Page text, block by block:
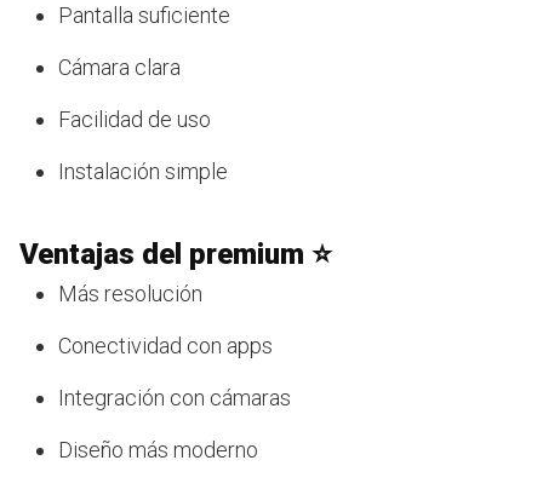
Pantalla suficiente
Cámara clara
Facilidad de uso
Instalación simple
Ventajas del premium ⭐
Más resolución
Conectividad con apps
Integración con cámaras
Diseño más moderno